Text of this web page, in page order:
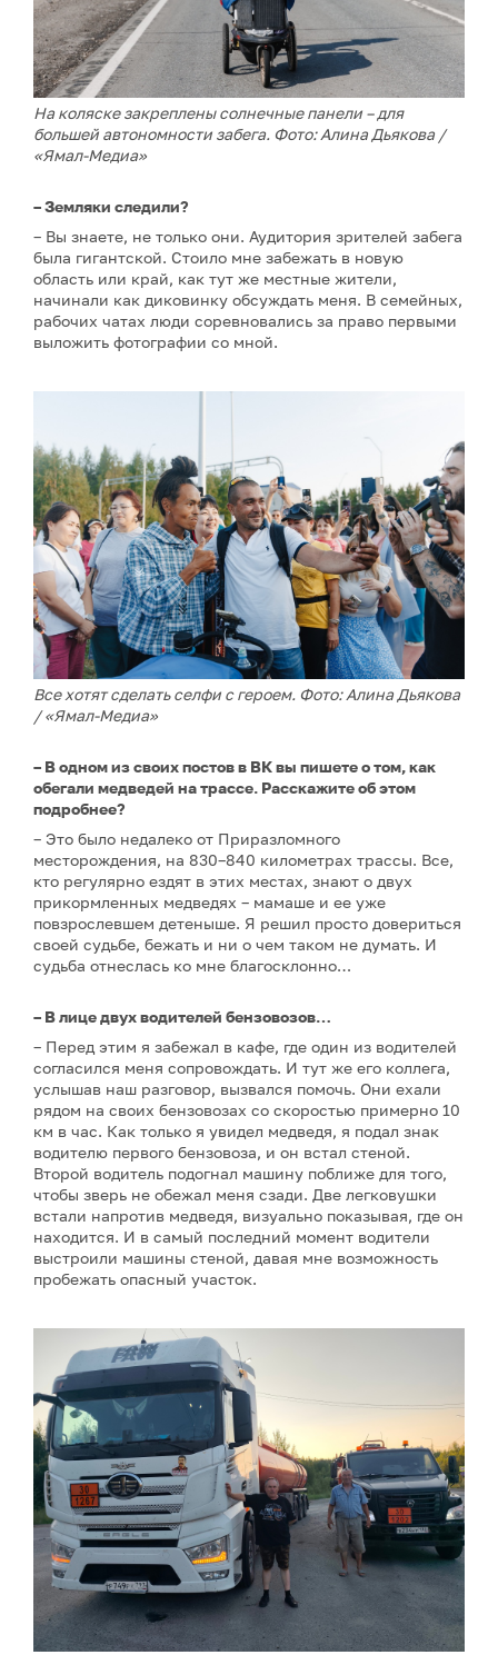
На коляске закреплены солнечные панели – для
большей автономности забега. Фото: Алина Дьякова /
«Ямал-Медиа»
– Земляки следили?
– Вы знаете, не только они. Аудитория зрителей забега
была гигантской. Стоило мне забежать в новую
область или край, как тут же местные жители,
начинали как диковинку обсуждать меня. В семейных,
рабочих чатах люди соревновались за право первыми
выложить фотографии со мной.
Все хотят сделать селфи с героем. Фото: Алина Дьякова
/ «Ямал-Медиа»
– В одном из своих постов в ВК вы пишете о том, как
обегали медведей на трассе. Расскажите об этом
подробнее?
– Это было недалеко от Приразломного
месторождения, на 830–840 километрах трассы. Все,
кто регулярно ездят в этих местах, знают о двух
прикормленных медведях – мамаше и ее уже
повзрослевшем детеныше. Я решил просто довериться
своей судьбе, бежать и ни о чем таком не думать. И
судьба отнеслась ко мне благосклонно…
– В лице двух водителей бензовозов…
– Перед этим я забежал в кафе, где один из водителей
согласился меня сопровождать. И тут же его коллега,
услышав наш разговор, вызвался помочь. Они ехали
рядом на своих бензовозах со скоростью примерно 10
км в час. Как только я увидел медведя, я подал знак
водителю первого бензовоза, и он встал стеной.
Второй водитель подогнал машину поближе для того,
чтобы зверь не обежал меня сзади. Две легковушки
встали напротив медведя, визуально показывая, где он
находится. И в самый последний момент водители
выстроили машины стеной, давая мне возможность
пробежать опасный участок.